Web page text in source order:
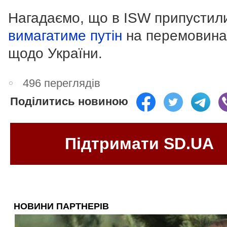
Нагадаємо, що в ISW
вимагатиме путін на
щодо України.
496 переглядів
Поділитись новиною
Підтримати SD.UA